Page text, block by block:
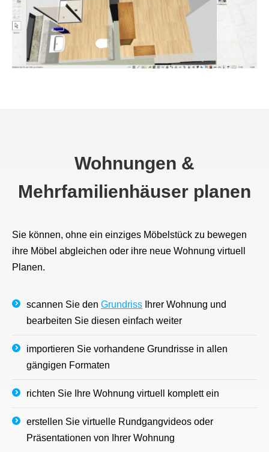
Wohnungen &
Mehrfamilienhäuser planen
Sie können, ohne ein einziges Möbelstück zu bewegen
ihre Möbel abgleichen oder ihre neue Wohnung virtuell
Planen.
scannen Sie den Grundriss Ihrer Wohnung und
bearbeiten Sie diesen einfach weiter
importieren Sie vorhandene Grundrisse in allen
gängigen Formaten
richten Sie Ihre Wohnung virtuell komplett ein
erstellen Sie virtuelle Rundgangvideos oder
Präsentationen von Ihrer Wohnung